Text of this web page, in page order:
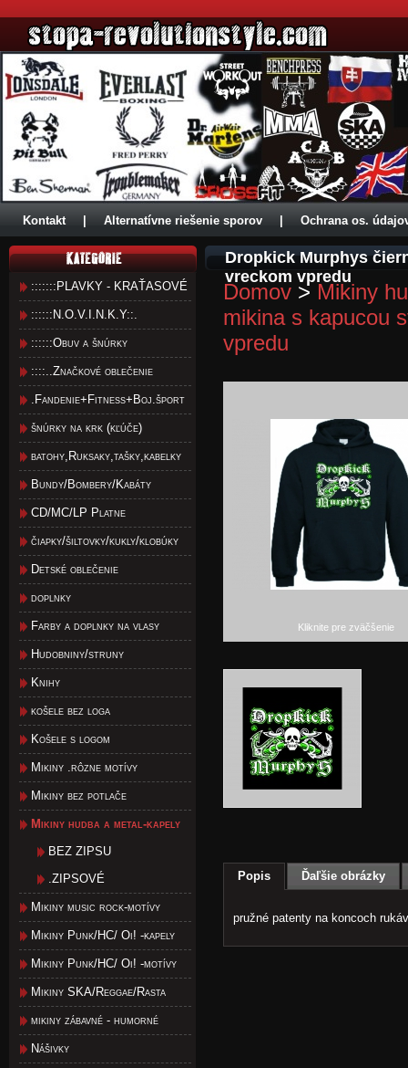
Kontakt Alternatívne riešenie sporov Ochrana os.
:::::::PLAVKY - KRAŤASOVÉ
::::::N.O.V.I.N.K.Y::.
::::::Obuv a šnúrky
::::..Značkové oblečenie
.Fandenie+Fitness+Boj.šport
šnúrky na krk (kľúče)
batohy,Ruksaky,tašky,kabelky
Bundy/Bombery/Kabáty
CD/MC/LP Platne
čiapky/šiltovky/kukly/klobúky
Detské oblečenie
doplnky
Farby a doplnky na vlasy
Hudobniny/struny
Knihy
košele bez loga
Košele s logom
Mikiny .rôzne motívy
Mikiny bez potlače
Mikiny hudba a metal-kapely
BEZ ZIPSU
.ZIPSOVÉ
Mikiny music rock-motívy
Mikiny Punk/HC/ Oi! -kapely
Mikiny Punk/HC/ Oi! -motívy
Mikiny SKA/Reggae/Rasta
mikiny zábavné - humorné
Nášivky
Dropkick Murphys
vreckom vpredu
Domov > Mikiny
mikina s kapucou
vpredu
Kliknite pre zväčšenie
Popis Ďaľšie obrázky
pružné patenty na koncoch